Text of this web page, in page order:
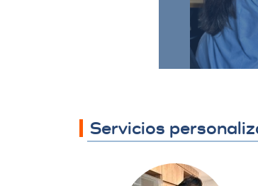
preguntas
Servicios